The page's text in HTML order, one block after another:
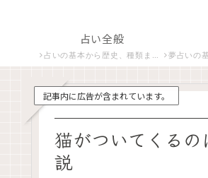
占い全般
占いの基本から歴史、種類までを詳しく解説。占いの世界を深く知りたい方必見のコンテンツが満載です。 夢占いの基本から夢の意味、夢占いで
記事内に広告が含まれています。
猫がついてくる
説